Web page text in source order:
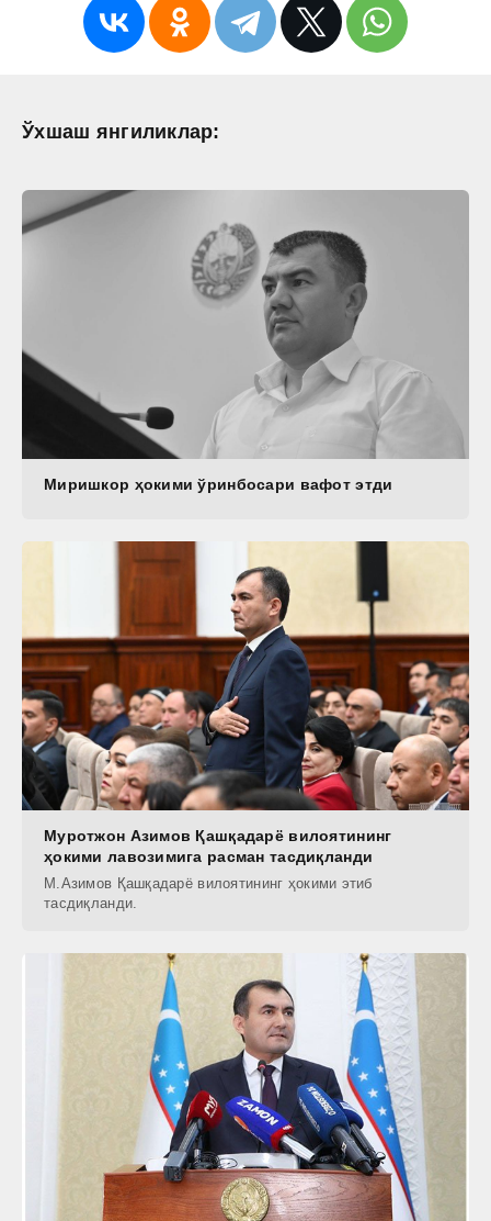
Ўхшаш янгиликлар:
Миришкор ҳокими ўринбосари вафот этди
Муротжон Азимов Қашқадарё вилоятининг
ҳокими лавозимига расман тасдиқланди
М.Азимов Қашқадарё вилоятининг ҳокими этиб
тасдиқланди.